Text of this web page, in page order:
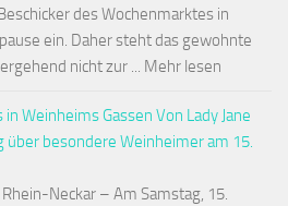
des Wochenmarktes in
ein. Daher steht das gewohnte
nicht zur ... Mehr lesen
Weinheims Gassen Von Lady Jane
über besondere Weinheimer am 15.
Neckar – Am Samstag, 15.